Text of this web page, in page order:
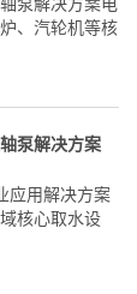
、汽轮机等核
，主要负责为
产用水，涵盖
泵解决方案
应用解决方案
核心取水设
殊结构定制，
的海洋恶劣工